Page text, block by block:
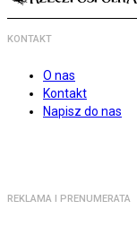
KONTAKT
O nas
Kontakt
Napisz do nas
REKLAMA I PRENUMERATA